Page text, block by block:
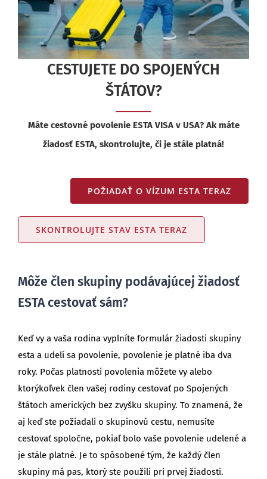
CESTUJETE DO SPOJENÝCH
ŠTÁTOV?
Máte cestovné povolenie ESTA VISA v USA? Ak máte
žiadosť ESTA, skontrolujte, či je stále platná!
POŽIADAŤ O VÍZUM ESTA TERAZ
SKONTROLUJTE STAV ESTA TERAZ
Môže člen skupiny podávajúcej žiadosť
ESTA cestovať sám?
Keď vy a vaša rodina vyplníte formulár žiadosti skupiny
esta a udelí sa povolenie, povolenie je platné iba dva
roky. Počas platnosti povolenia môžete vy alebo
ktorýkoľvek člen vašej rodiny cestovať po Spojených
štátoch amerických bez zvyšku skupiny. To znamená, že
aj keď ste požiadali o skupinovú cestu, nemusíte
cestovať spoločne, pokiaľ bolo vaše povolenie udelené a
je stále platné. Je to spôsobené tým, že každý člen
skupiny má pas, ktorý ste použili pri prvej žiadosti.